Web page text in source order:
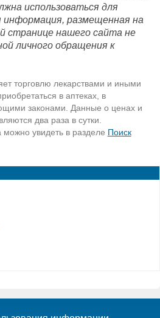
использоваться для
информация, размещенная на
странице нашего сайта не
личного обращения к
торговлю лекарствами и иными
в аптеках, в
законами. Данные о ценах и
два раза в сутки.
можно увидеть в разделе Поиск